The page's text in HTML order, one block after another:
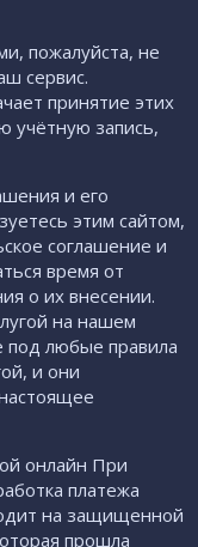
пожалуйста, не
сервис.
принятие этих
учётную запись,
и его
этим сайтом,
соглашение и
время от
о их внесении.
на нашем
под любые правила
и они
онлайн При
платежа
на защищенной
прошла